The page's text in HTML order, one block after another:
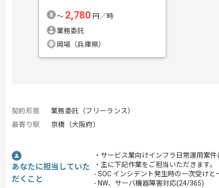
〜 2,780 円／時
業務委託
岡場（兵庫県）
契約形態
業務委託（フリーランス）
最寄り駅
京橋（大阪府）
あなたに担当していた
だくこと
・サービス業向けインフラ日常運用案
・主に下記作業をご担当いただきます。
- SOC インシデント発生時の一次受け
- NW、サーバ機器障害対応(24/365)